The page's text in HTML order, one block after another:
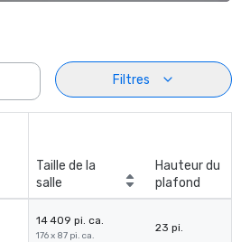
Filtres
Taille de la
salle
Hauteur du
plafond
14 409 pi. ca.
176 x 87 pi. ca.
23 pi.